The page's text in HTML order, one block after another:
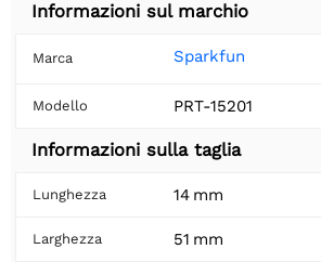
Informazioni sul marchio
Marca Sparkfun
Modello PRT-15201
Informazioni sulla taglia
Lunghezza 14 mm
Larghezza 51 mm